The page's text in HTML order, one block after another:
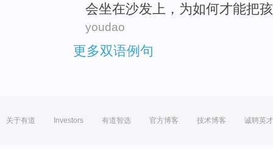
会坐在沙发 上， 为如何才能把
youdao
更多双语例句
关于有道 Investors 有道智选 官方博客 技术博客 诚聘英才